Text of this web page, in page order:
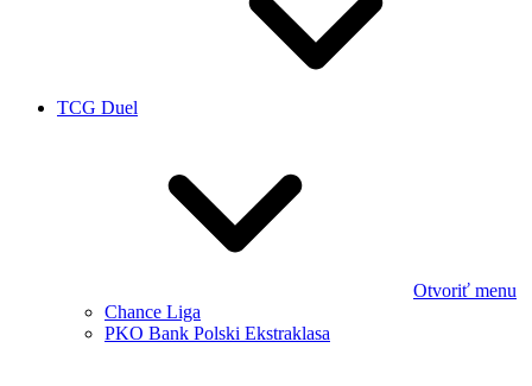
TCG Duel
Otvoriť menu
Chance Liga
PKO Bank Polski Ekstraklasa